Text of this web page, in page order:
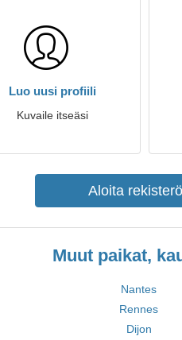
Luo uusi profiili
Kuvaile itseäsi
Aloita
Muut paikat,
Nantes
Rennes
Dijon